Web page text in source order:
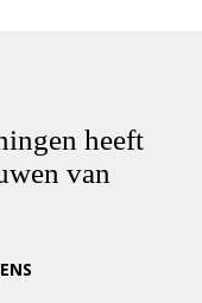
heeft
van